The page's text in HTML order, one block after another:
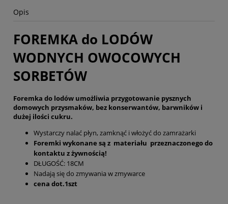
Opis
FOREMKA do LODÓW
WODNYCH OWOCOWYCH
SORBETÓW
Foremka do lodów umożliwia przygotowanie pysznych
domowych przysmaków, bez konserwantów, barwników i
dużej ilości cukru.
Wystarczy nalać płyn, zamknąć i włożyć do zamrażarki
Foremki wykonane są z materiału przeznaczonego do
kontaktu z żywnością!
DŁUGOŚĆ: 18CM
Nadają się do zmywania w zmywarce
cena dot.1szt